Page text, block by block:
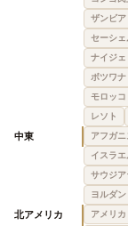
ザンビア
セーシェ
ナイジェ
ボツワナ
モロッコ
レソト
中東 アフガ
イスラエ
サウジア
ヨルダン
北アメリカ アメリカ